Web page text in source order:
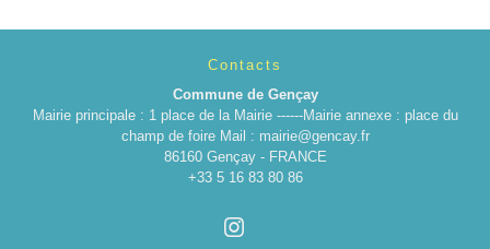
Contacts
Commune de Gençay
Mairie principale : 1 place de la Mairie ------Mairie annexe : place du
champ de foire Mail : mairie@gencay.fr
86160 Gençay - FRANCE
+33 5 16 83 80 86